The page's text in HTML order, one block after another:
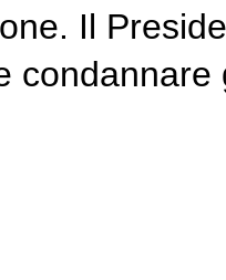
Il
condannare